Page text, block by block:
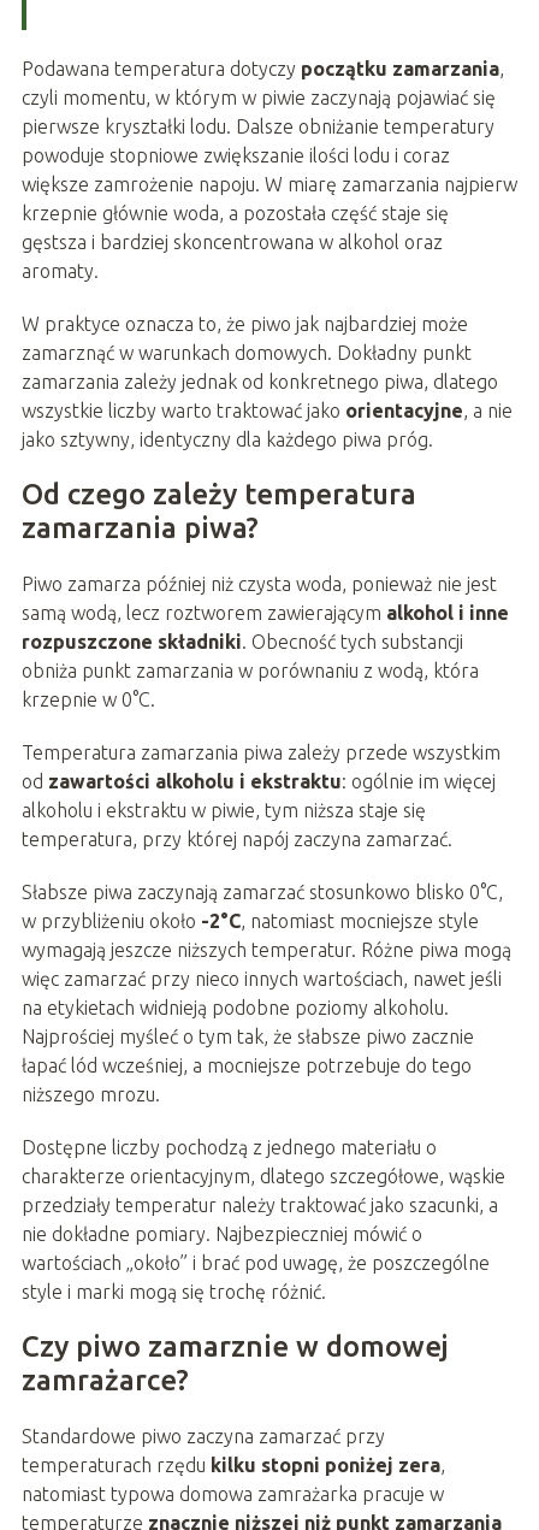
Podawana temperatura dotyczy początku zamarzania,
czyli momentu, w którym w piwie zaczynają pojawiać się
pierwsze kryształki lodu. Dalsze obniżanie temperatury
powoduje stopniowe zwiększanie ilości lodu i coraz
większe zamrożenie napoju. W miarę zamarzania najpierw
krzepnie głównie woda, a pozostała część staje się
gęstsza i bardziej skoncentrowana w alkohol oraz
aromaty.
W praktyce oznacza to, że piwo jak najbardziej może
zamarznąć w warunkach domowych. Dokładny punkt
zamarzania zależy jednak od konkretnego piwa, dlatego
wszystkie liczby warto traktować jako orientacyjne, a nie
jako sztywny, identyczny dla każdego piwa próg.
Od czego zależy temperatura
zamarzania piwa?
Piwo zamarza później niż czysta woda, ponieważ nie jest
samą wodą, lecz roztworem zawierającym alkohol i inne
rozpuszczone składniki. Obecność tych substancji
obniża punkt zamarzania w porównaniu z wodą, która
krzepnie w 0°C.
Temperatura zamarzania piwa zależy przede wszystkim
od zawartości alkoholu i ekstraktu: ogólnie im więcej
alkoholu i ekstraktu w piwie, tym niższa staje się
temperatura, przy której napój zaczyna zamarzać.
Słabsze piwa zaczynają zamarzać stosunkowo blisko 0°C,
w przybliżeniu około -2°C, natomiast mocniejsze style
wymagają jeszcze niższych temperatur. Różne piwa mogą
więc zamarzać przy nieco innych wartościach, nawet jeśli
na etykietach widnieją podobne poziomy alkoholu.
Najprościej myśleć o tym tak, że słabsze piwo zacznie
łapać lód wcześniej, a mocniejsze potrzebuje do tego
niższego mrozu.
Dostępne liczby pochodzą z jednego materiału o
charakterze orientacyjnym, dlatego szczegółowe, wąskie
przedziały temperatur należy traktować jako szacunki, a
nie dokładne pomiary. Najbezpieczniej mówić o
wartościach „około” i brać pod uwagę, że poszczególne
style i marki mogą się trochę różnić.
Czy piwo zamarznie w domowej
zamrażarce?
Standardowe piwo zaczyna zamarzać przy
temperaturach rzędu kilku stopni poniżej zera,
natomiast typowa domowa zamrażarka pracuje w
temperaturze znacznie niższej niż punkt zamarzania